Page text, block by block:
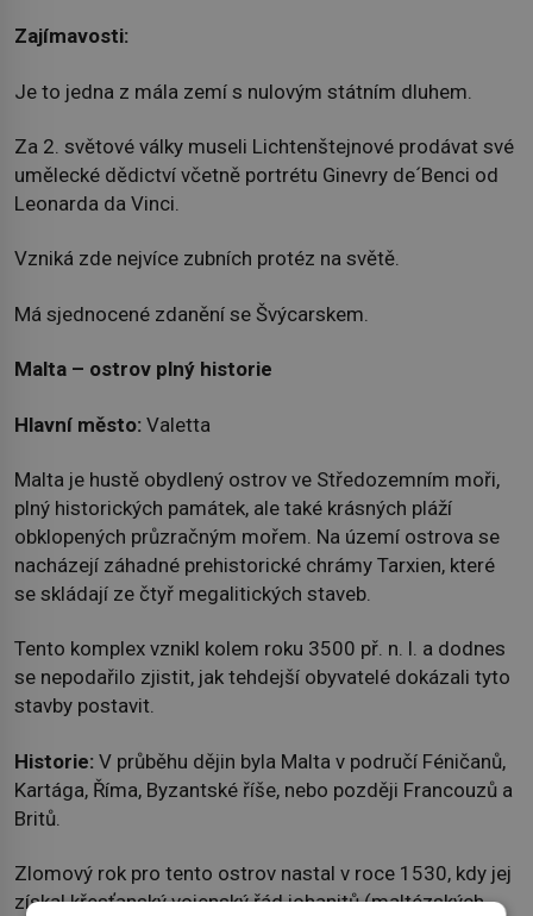
Zajímavosti:
Je to jedna z mála zemí s nulovým státním dluhem.
Za 2. světové války museli Lichtenštejnové prodávat své
umělecké dědictví včetně portrétu Ginevry de´Benci od
Leonarda da Vinci.
Vzniká zde nejvíce zubních protéz na světě.
Má sjednocené zdanění se Švýcarskem.
Malta – ostrov plný historie
Hlavní město: Valetta
Malta je hustě obydlený ostrov ve Středozemním moři,
plný historických památek, ale také krásných pláží
obklopených průzračným mořem. Na území ostrova se
nacházejí záhadné prehistorické chrámy Tarxien, které
se skládají ze čtyř megalitických staveb.
Tento komplex vznikl kolem roku 3500 př. n. l. a dodnes
se nepodařilo zjistit, jak tehdejší obyvatelé dokázali tyto
stavby postavit.
Historie: V průběhu dějin byla Malta v područí Féničanů,
Kartága, Říma, Byzantské říše, nebo později Francouzů a
Britů.
Zlomový rok pro tento ostrov nastal v roce 1530, kdy jej
získal křesťanský vojenský řád johanitů (maltézských